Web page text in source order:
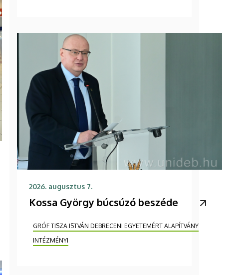
2026. augusztus 7.
Kossa György búcsúzó beszéde
GRÓF TISZA ISTVÁN DEBRECENI EGYETEMÉRT ALAPÍTVÁNY
INTÉZMÉNYI